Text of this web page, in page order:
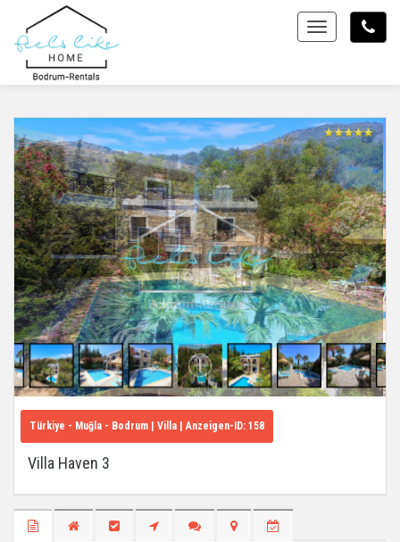
Toggle
Türkiye - Muğla - Bodrum | Villa | Anzeigen-ID: 158
Villa Haven 3